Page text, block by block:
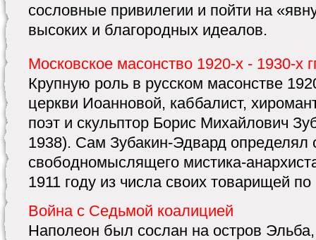
сословные привилегии и пойти на
высоких и благородных идеалов.
Московское масонство 1920-х - 1930-х
Крупную роль в русском масонстве
церкви Иоанновой, каббалист,
поэт и скульптор Борис Михайлович
1938). Сам Зубакин-Эдвард определял
свободномыслящего мистика-
1911 году из числа своих товарищей
Война с Седьмой коалицией
Наполеон был сослан на остров